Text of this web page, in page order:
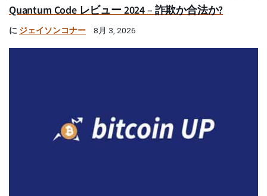
Quantum Code レビュー 2024 – 詐欺か合法か?
に ジェイソンコナー 8月 3, 2026